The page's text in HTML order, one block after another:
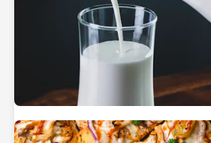
热带海滩上的椰子树